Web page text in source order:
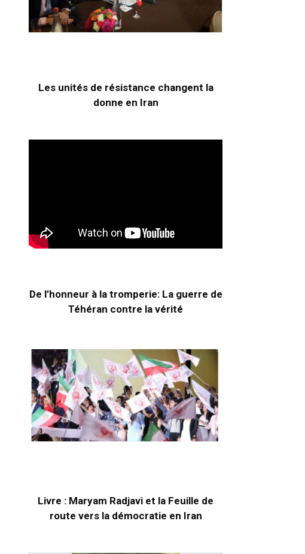
Les unités de résistance changent la
donne en Iran
De l’honneur à la tromperie: La guerre de
Téhéran contre la vérité
Livre : Maryam Radjavi et la Feuille de
route vers la démocratie en Iran